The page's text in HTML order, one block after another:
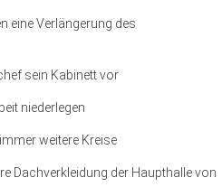
eine Verlängerung des
sein Kabinett vor
niederlegen
weitere Kreise
Dachverkleidung der Haupthalle von